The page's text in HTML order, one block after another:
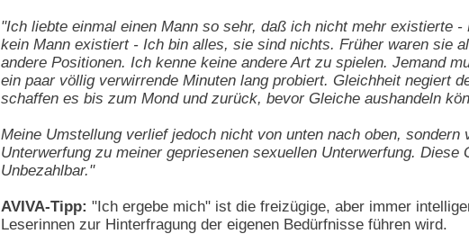
"Ich liebte einmal einen Mann so sehr, daß ich nicht mehr
kein Mann existiert - Ich bin alles, sie sind nichts. Früher waren sie
andere Positionen. Ich kenne keine andere Art zu spielen. Jemand
ein paar völlig verwirrende Minuten lang probiert. Gleichheit negiert
schaffen es bis zum Mond und zurück, bevor Gleiche aushandeln
Meine Umstellung verlief jedoch nicht von unten nach oben,
Unterwerfung zu meiner gepriesenen sexuellen Unterwerfung.
Unbezahlbar."
AVIVA-Tipp: "Ich ergebe mich" ist die freizügige, aber immer
Leserinnen zur Hinterfragung der eigenen Bedürfnisse führen wird.